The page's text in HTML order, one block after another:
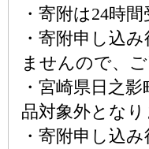
・寄附は24時
・寄附申し込
ませんので、
・宮崎県日之
品対象外となり
・寄附申し込